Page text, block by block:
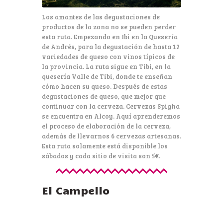
Los amantes de las degustaciones de
productos de la zona no se pueden perder
esta ruta. Empezando en Ibi en la Quesería
de Andrés, para la degustación de hasta 12
variedades de queso con vinos típicos de
la provincia. La ruta sigue en Tibi, en la
quesería Valle de Tibi, donde te enseñan
cómo hacen su queso. Después de estas
degustaciones de queso, que mejor que
continuar con la cerveza. Cervezas Spigha
se encuentra en Alcoy. Aquí aprenderemos
el proceso de elaboración de la cerveza,
además de llevarnos 6 cervezas artesanas.
Esta ruta solamente está disponible los
sábados y cada sitio de visita son 5€.
El Campello